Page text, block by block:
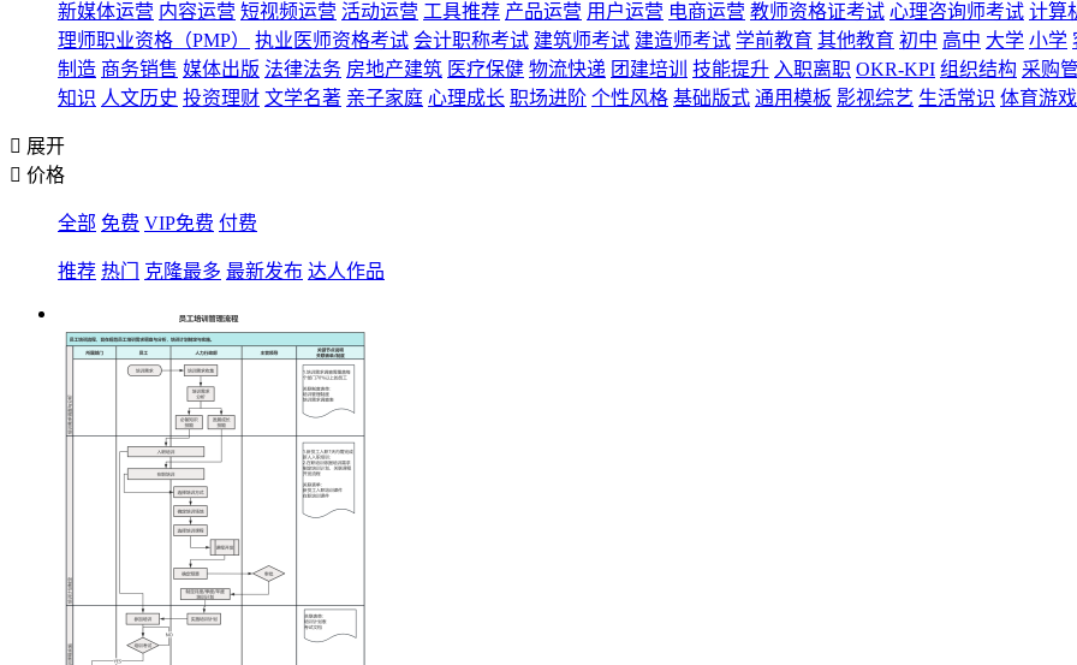
新媒体运营 内容运营 短视频运营 活动运营 工具推荐 产品运营 用户运营 电商运营 教师资格证考试 心理咨询师考试 计算
理师职业资格（PMP）
执业医师资格考试 会计职称考试 建筑师考试 建造师考试 学前教育 其他教育 初中 高中 大学 小学
制造 商务销售 媒体出版 法律法务 房地产建筑 医疗保健 物流快递 团建培训 技能提升 入职离职 OKR-KPI 组织结构 采购
知识 人文历史 投资理财 文学名著 亲子家庭 心理成长 职场进阶 个性风格 基础版式 通用模板 影视综艺 生活常识 体育游戏
 展开
 价格
全部 免费 VIP免费 付费
推荐 热门 克隆最多 最新发布 达人作品